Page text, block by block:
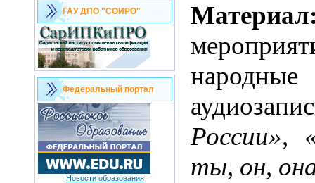
ГАУ ДПО "СОИРО"
Федеральный портал
Новости образования
Материал
а
России»,
ты, он,